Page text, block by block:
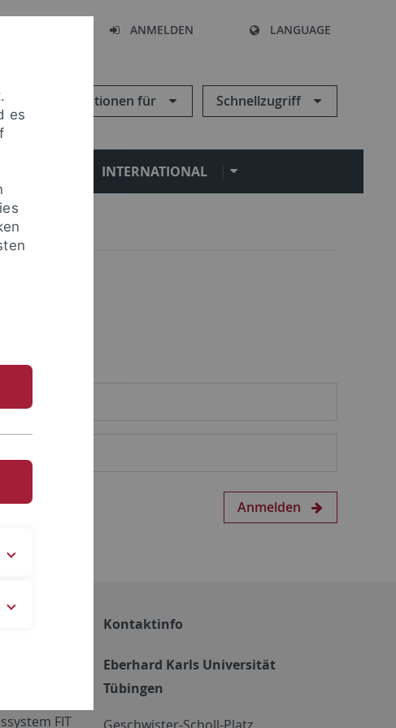
ANMELDEN LANGUAGE
Informationen für Schnellzugriff
INTERNATIONAL
Anmelden
FIT
Kontaktinfo
Eberhard Karls Universität
Tübingen
es